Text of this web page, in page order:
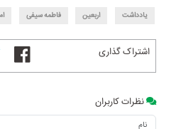
یادداشت اربعین فاطمه سیفی
اشتراک گذاری
نظرات کاربران